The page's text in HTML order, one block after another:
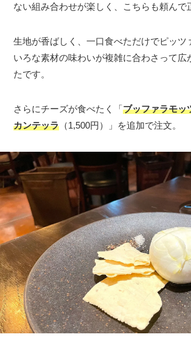
ない組み合わせが楽しく、こちらも頼んで
生地が香ばしく、一口食べただけでピッツ
いろな素材の味わいが複雑に合わさって広
たです。
さらにチーズが食べたく「ブッファラモッ
カンテッラ （1,500円）」を追加で注文。